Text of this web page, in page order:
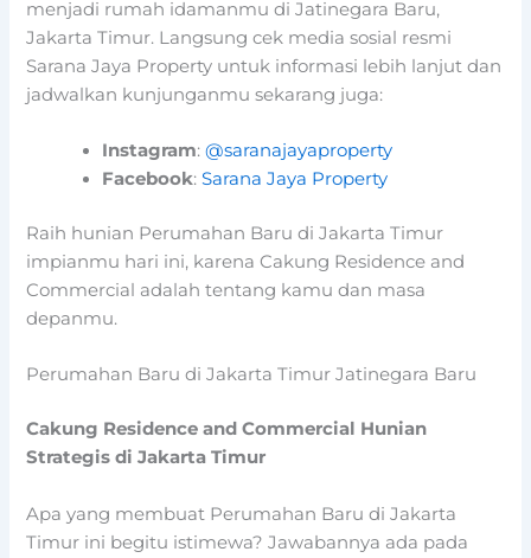
menjadi rumah idamanmu di Jatinegara Baru,
Jakarta Timur. Langsung cek media sosial resmi
Sarana Jaya Property untuk informasi lebih lanjut dan
jadwalkan kunjunganmu sekarang juga:
Instagram:@saranajayaproperty
Facebook:Sarana Jaya Property
Raih hunian Perumahan Baru di Jakarta Timur
impianmu hari ini, karena Cakung Residence and
Commercial adalah tentang kamu dan masa
depanmu.
Perumahan Baru di Jakarta Timur Jatinegara Baru
Cakung Residence and Commercial Hunian
Strategis di Jakarta Timur
Apa yang membuat Perumahan Baru di Jakarta
Timur ini begitu istimewa? Jawabannya ada pada